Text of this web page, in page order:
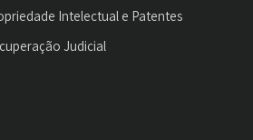
Intelectual e Patentes
Judicial